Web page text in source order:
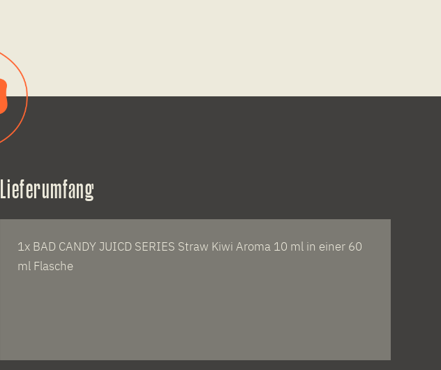
Lieferumfang
1x BAD CANDY JUICD SERIES Straw Kiwi Aroma 10 ml in einer 60
ml Flasche